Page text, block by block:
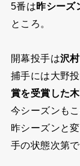
5番は昨シーズ
ところ。
開幕投手は沢
捕手には大野
賞を受賞した
今シーズンも
昨シーズンと
手の状態次第